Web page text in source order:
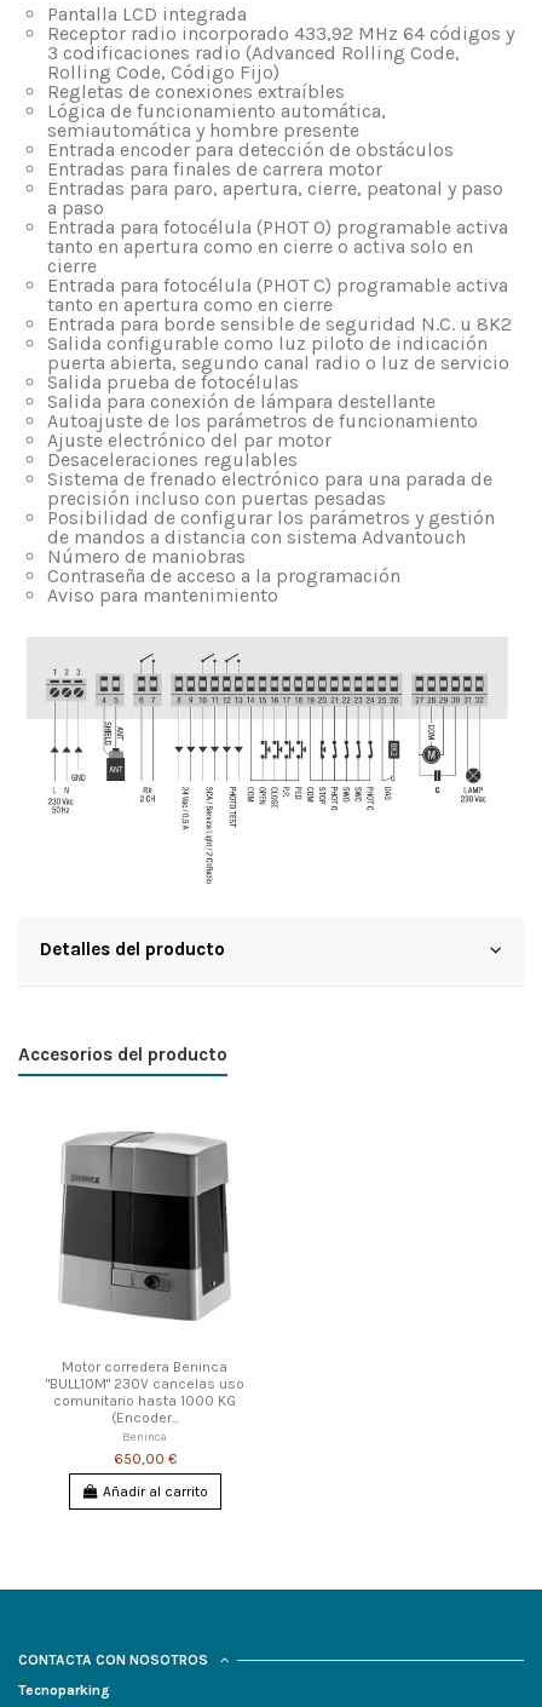
Pantalla LCD integrada
Receptor radio incorporado 433,92 MHz 64 códigos y
3 codificaciones radio (Advanced Rolling Code,
Rolling Code, Código Fijo)
Regletas de conexiones extraíbles
Lógica de funcionamiento automática,
semiautomática y hombre presente
Entrada encoder para detección de obstáculos
Entradas para finales de carrera motor
Entradas para paro, apertura, cierre, peatonal y paso
a paso
Entrada para fotocélula (PHOT O) programable activa
tanto en apertura como en cierre o activa solo en
cierre
Entrada para fotocélula (PHOT C) programable activa
tanto en apertura como en cierre
Entrada para borde sensible de seguridad N.C. u 8K2
Salida configurable como luz piloto de indicación
puerta abierta, segundo canal radio o luz de servicio
Salida prueba de fotocélulas
Salida para conexión de lámpara destellante
Autoajuste de los parámetros de funcionamiento
Ajuste electrónico del par motor
Desaceleraciones regulables
Sistema de frenado electrónico para una parada de
precisión incluso con puertas pesadas
Posibilidad de configurar los parámetros y gestión
de mandos a distancia con sistema Advantouch
Número de maniobras
Contraseña de acceso a la programación
Aviso para mantenimiento
Detalles del producto
Accesorios del producto
Motor corredera Beninca
"BULL10M" 230V cancelas uso
comunitario hasta 1000 KG
(Encoder...
Beninca
650,00 €
Añadir al carrito
CONTACTA CON NOSOTROS
Tecnoparking